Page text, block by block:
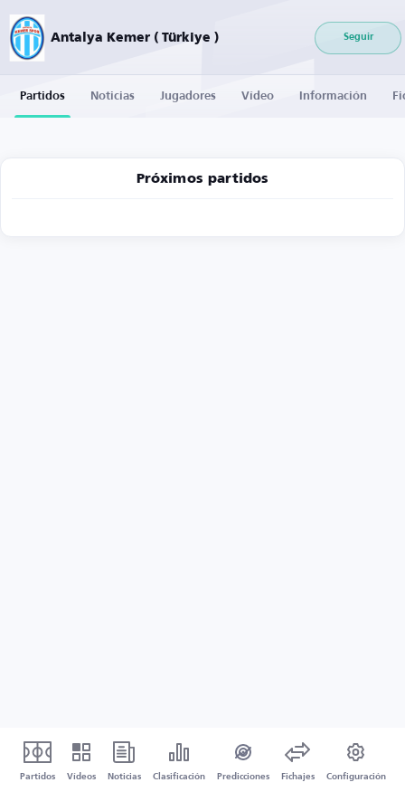
Antalya Kemer ( Türkiye ) Seguir
Partidos Noticias Jugadores Vídeo Información
Próximos partidos
Partidos Vídeos Noticias Clasificación Predicciones Fichajes Configuración